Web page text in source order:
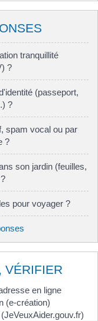
tranquillité
?
(passeport,
?
spam vocal ou par
?
son jardin (feuilles,
pour voyager ?
VÉRIFIER
en ligne
(e-création)